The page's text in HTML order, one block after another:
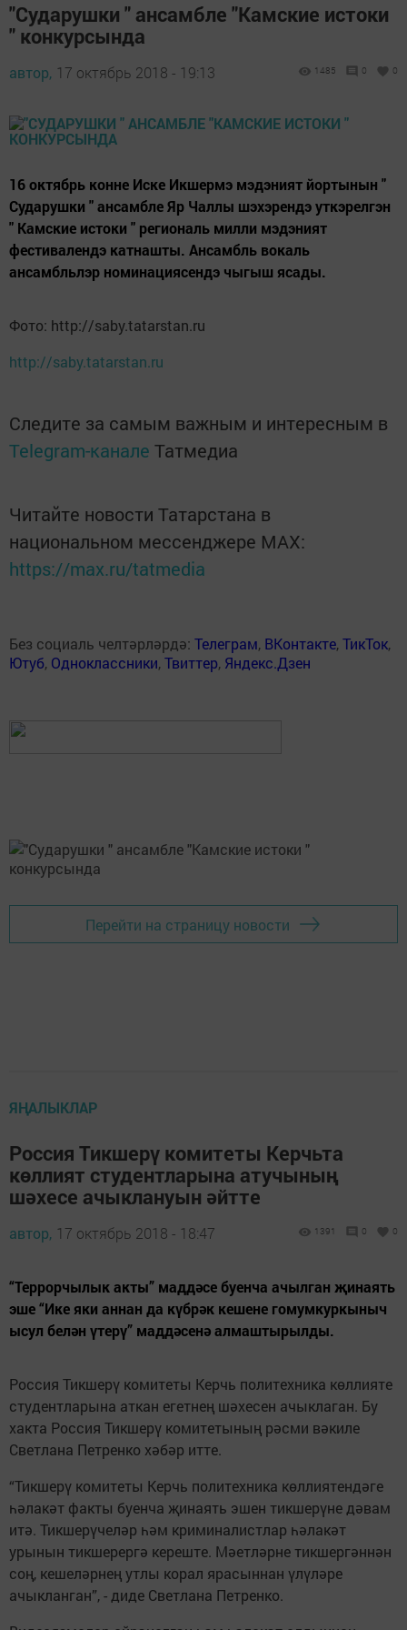
"Сударушки " ансамбле "Камские истоки
" конкурсында
автор, 17 октябрь 2018 - 19:13 1485 0 0
16 октябрь конне Иске Икшермэ мэдэният йортынын "
Сударушки " ансамбле Яр Чаллы шэхэрендэ уткэрелгэн
" Камские истоки " региональ милли мэдэният
фестивалендэ катнашты. Ансамбль вокаль
ансамбльлэр номинациясендэ чыгыш ясады.
Фото: http://saby.tatarstan.ru
http://saby.tatarstan.ru
Следите за самым важным и интересным в
Telegram-канале Татмедиа
Читайте новости Татарстана в
национальном мессенджере MАХ:
https://max.ru/tatmedia
Без социаль челтәрләрдә: Телеграм, ВКонтакте,ТикТок,
Ютуб, Одноклассники,Твиттер, Яндекс.Дзен
Перейти на страницу новости
ЯҢАЛЫКЛАР
Россия Тикшерү комитеты Керчьта
көллият студентларына атучының
шәхесе ачыклануын әйтте
автор, 17 октябрь 2018 - 18:47 1391 0 0
“Террорчылык акты” маддәсе буенча ачылган җинаять
эше “Ике яки аннан да күбрәк кешене гомумкуркыныч
ысул белән үтерү” маддәсенә алмаштырылды.
Россия Тикшерү комитеты Керчь политехника көллияте
студентларына аткан егетнең шәхесен ачыклаган. Бу
хакта Россия Тикшерү комитетының рәсми вәкиле
Светлана Петренко хәбәр итте.
“Тикшерү комитеты Керчь политехника көллиятендәге
һәлакәт факты буенча җинаять эшен тикшерүне дәвам
итә. Тикшерүчеләр һәм криминалистлар һәлакәт
урынын тикшерергә кереште. Мәетләрне тикшергәннән
соң, кешеләрнең утлы корал ярасыннан үлүләре
ачыкланган”, - диде Светлана Петренко.